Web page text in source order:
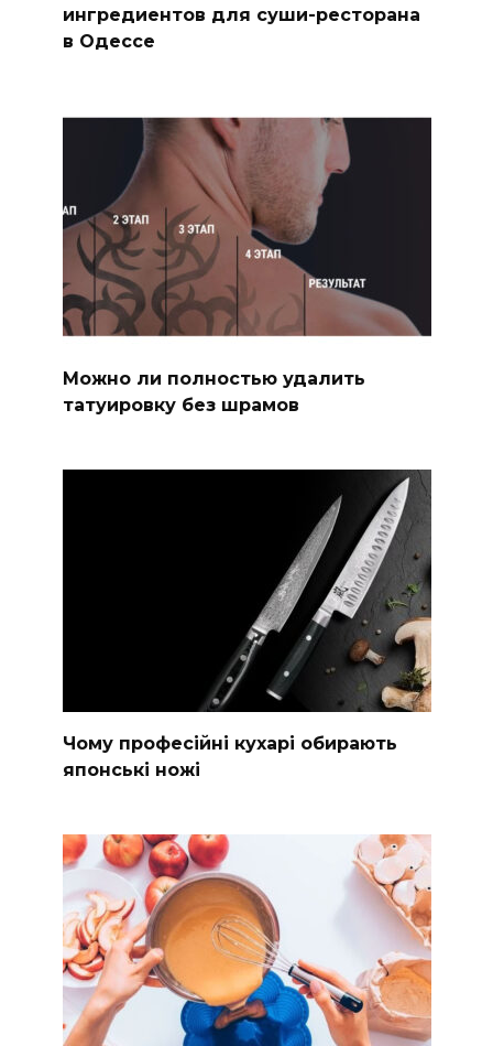
ингредиентов для суши-ресторана
в Одессе
Можно ли полностью удалить
татуировку без шрамов
Чому професійні кухарі обирають
японські ножі